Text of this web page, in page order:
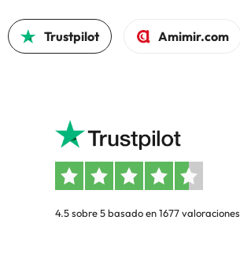
Trustpilot Amimir.com
4.5 sobre 5 basado en 1677 valoraciones